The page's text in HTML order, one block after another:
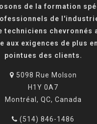
de la formation
de
techniciens chevronnés
aux exigences de plus
pointues des clients.
5098 Rue Molson
H1Y 0A7
Montréal, QC, Canada
(514) 846-1486